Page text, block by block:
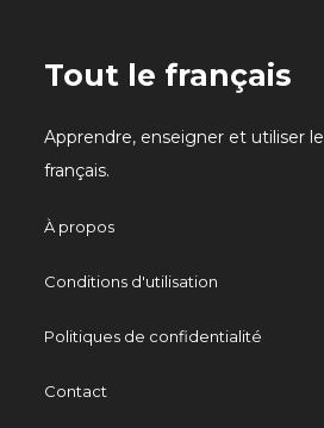
Tout le français
Apprendre, enseigner et utiliser
français.
À propos
Conditions d'utilisation
Politiques de confidentialité
Contact